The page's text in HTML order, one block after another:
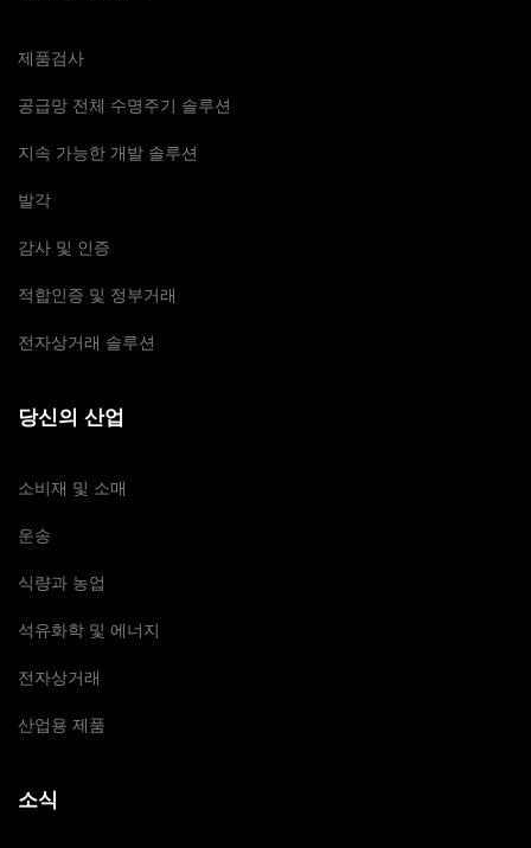
제품검사
공급망 전체 수명주기 솔루션
지속 가능한 개발 솔루션
발각
감사 및 인증
적합인증 및 정부거래
전자상거래 솔루션
당신의 산업
소비재 및 소매
운송
식량과 농업
석유화학 및 에너지
전자상거래
산업용 제품
소식